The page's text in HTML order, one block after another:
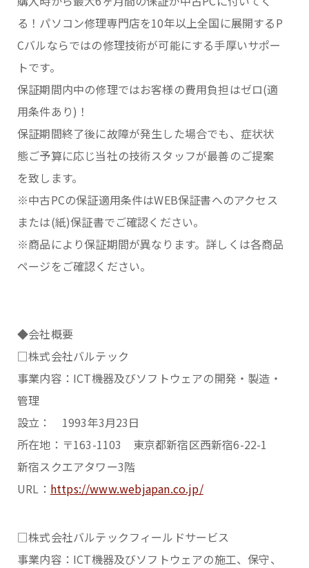
る！パソコン修理専門店を10年以上全国に展開するP
Cバルならではの修理技術が可能にする手厚いサポー
トです。
保証期間内中の修理ではお客様の費用負担はゼロ(適
用条件あり)！
保証期間終了後に故障が発生した場合でも、症状状
態ご予算に応じ当社の技術スタッフが最善のご提案
を致します。
※中古PCの保証適用条件はWEB保証書へのアクセス
または(紙)保証書でご確認ください。
※商品により保証期間が異なります。詳しくは各商品
ページをご確認ください。
◆会社概要
□株式会社バルテック
事業内容：ICT機器及びソフトウェアの開発・製造・
管理
設立： 1993年3月23日
所在地：〒163-1103 東京都新宿区西新宿6-22-1
新宿スクエアタワー3階
URL： https://www.webjapan.co.jp/
□株式会社バルテックフィールドサービス
事業内容：ICT機器及びソフトウェアの施工、保守、